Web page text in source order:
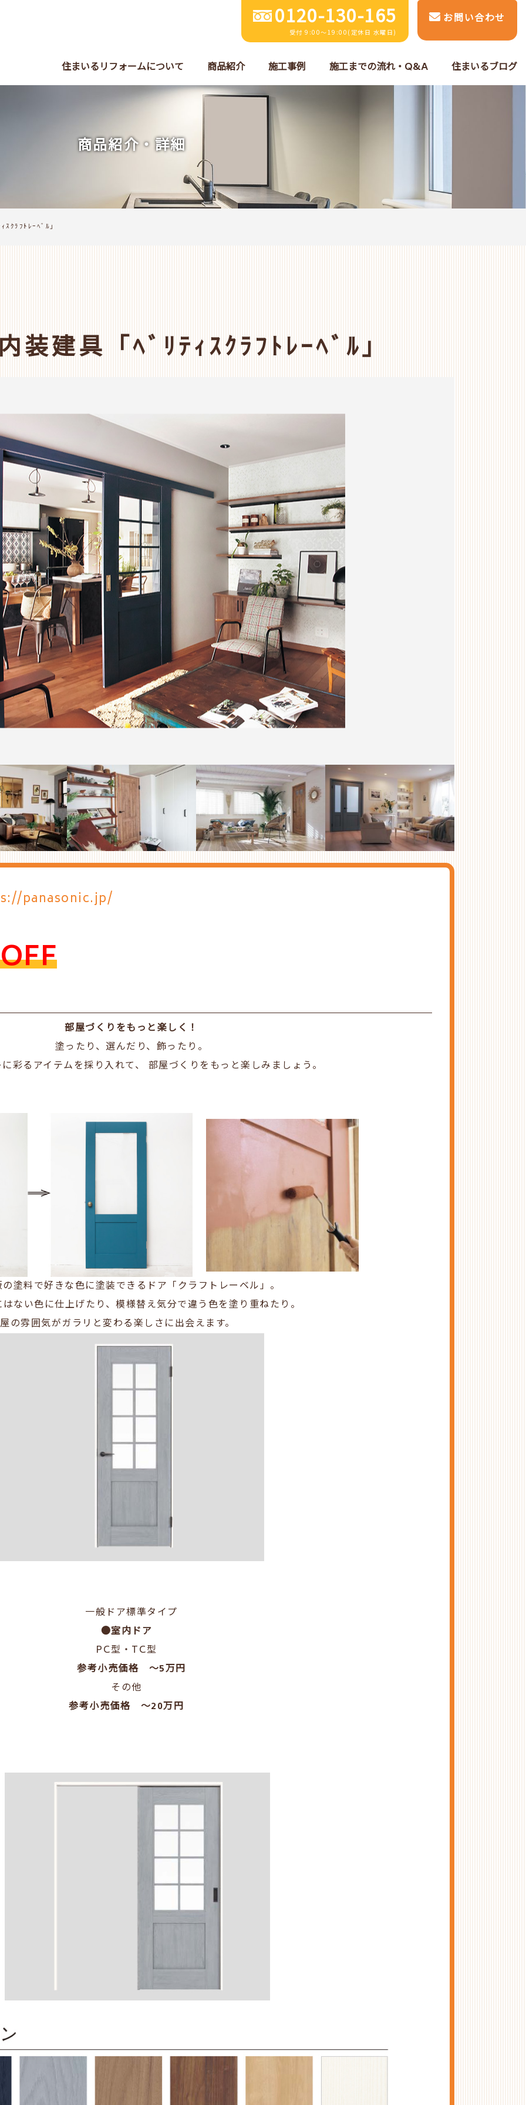
0120-130-165
受付 9:00～19:00(定休日 水曜日)
お問い合わせ
住まいるリフォームについて 商品紹介 施工事例 施工までの流れ・Q&A 住まいるブログ
商品紹介・詳細
ｽｸﾗﾌﾄﾚｰﾍﾞﾙ」
装建具「ﾍﾞﾘﾃｨｽｸﾗﾌﾄﾚｰﾍﾞﾙ」
panasonic.jp/
部屋づくりをもっと楽しく！
塗ったり、選んだり、飾ったり。
彩るアイテムを採り入れて、 部屋づくりをもっと楽しみましょう。
塗料で好きな色に塗装できるドア「クラフトレーベル」。
ない色に仕上げたり、模様替え気分で違う色を塗り重ねたり。
ラリと変わる楽しさに出会えます。
一般ドア標準タイプ
●室内ドア
PC型・TC型
参考小売価格 ～5万円
その他
参考小売価格 ～20万円